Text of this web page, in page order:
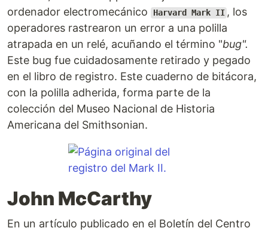
ordenador electromecánico
Harvard Mark II , los
operadores rastrearon un error a una polilla
atrapada en un relé, acuñando el término "bug".
Este bug fue cuidadosamente retirado y pegado
en el libro de registro. Este cuaderno de bitácora,
con la polilla adherida, forma parte de la
colección del Museo Nacional de Historia
Americana del Smithsonian.
John McCarthy
En un artículo publicado en el Boletín del Centro